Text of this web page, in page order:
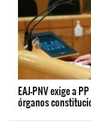
EAJ-PNV exige a
órganos